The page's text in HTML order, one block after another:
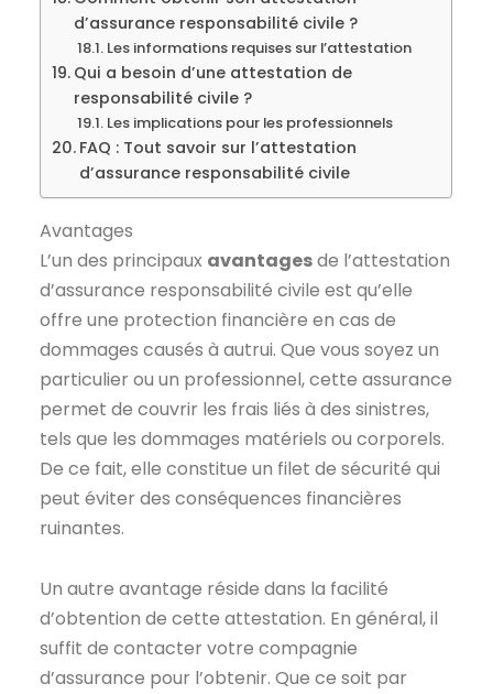
d’assurance responsabilité civile ?
Les informations requises sur l’attestation
Qui a besoin d’une attestation de
responsabilité civile ?
Les implications pour les professionnels
FAQ : Tout savoir sur l’attestation
d’assurance responsabilité civile
Avantages
L’un des principaux avantagesde l’attestation
d’assurance responsabilité civile est qu’elle
offre une protection financière en cas de
dommages causés à autrui. Que vous soyez un
particulier ou un professionnel, cette assurance
permet de couvrir les frais liés à des sinistres,
tels que les dommages matériels ou corporels.
De ce fait, elle constitue un filet de sécurité qui
peut éviter des conséquences financières
ruinantes.
Un autre avantage réside dans la facilité
d’obtention de cette attestation. En général, il
suffit de contacter votre compagnie
d’assurance pour l’obtenir. Que ce soit par